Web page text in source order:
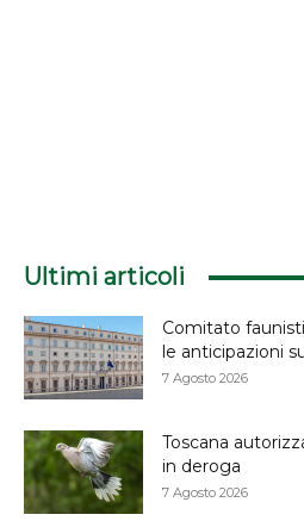
Ultimi articoli
Comitato
le anticipazioni
7 Agosto 2026
Toscana
in deroga
7 Agosto 2026